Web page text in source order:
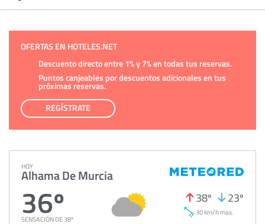
OFERTAS EN HOTELES.NET
Descuento directo entre 1% y 7% en todas tus reservas.
Puntos canjeables por descuentos adicionales en tus
próximas reservas.
REGÍSTRATE
HOY
Alhama De Murcia
36º
SENSACIÓN DE 38º
38º 23º
30 km/h max.